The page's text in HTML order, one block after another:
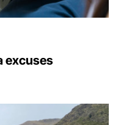
excuses